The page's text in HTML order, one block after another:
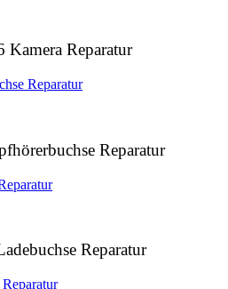
Kamera Reparatur
Reparatur
Reparatur